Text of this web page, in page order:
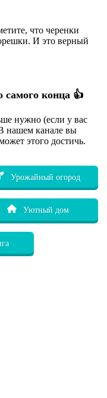
что черенки
И это верный
самого конца 👍
нужно (если у вас
нашем канале вы
этого достичь.
Урожайный огород
Уютный дом